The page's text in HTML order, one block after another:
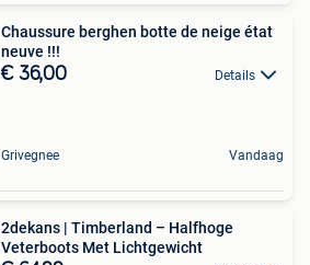
Chaussure berghen botte de neige état
neuve !!!
€ 36,00 Details
Grivegnee Vandaag
2dekans | Timberland – Halfhoge
Veterboots Met Lichtgewicht